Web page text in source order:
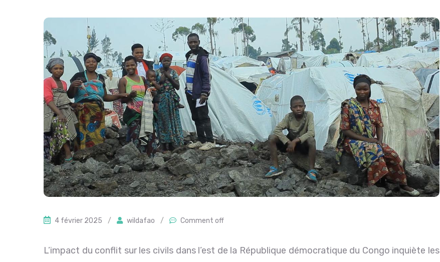
4 février 2025 / wildafao / Comment off
L’impact du conflit sur les civils dans l’est de la République démocratique du Congo inquiète les